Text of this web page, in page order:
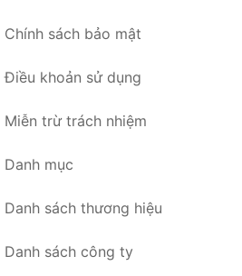
Chính sách bảo mật
Điều khoản sử dụng
Miễn trừ trách nhiệm
Danh mục
Danh sách thương hiệu
Danh sách công ty